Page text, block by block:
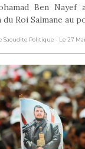
Ben Nayef
Roi Salmane au
Saoudite Politique - Le 27